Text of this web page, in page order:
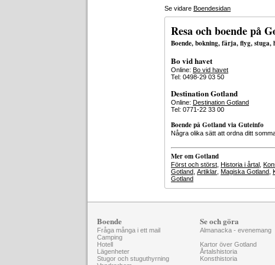
Se vidare Boendesidan
Resa och boende på
Boende, bokning, färja, flyg, stuga,
Bo vid havet
Online: Bo vid havet
Tel: 0498-29 03 50
Destination Gotland
Online: Destination Gotland
Tel: 0771-22 33 00
Boende på Gotland via Guteinfo
Några olika sätt att ordna ditt
Mer om Gotland
Först och störst Historia i årtal
Gotland Artiklar Magiska Gotland
Gotland
Boende
Fråga många i ett mail
Camping
Hotell
Lägenheter
Stugor och stuguthyrning
Se och göra
Almanacka - evenemang
Kartor över Gotland
Årtalshistoria
Konsthistoria